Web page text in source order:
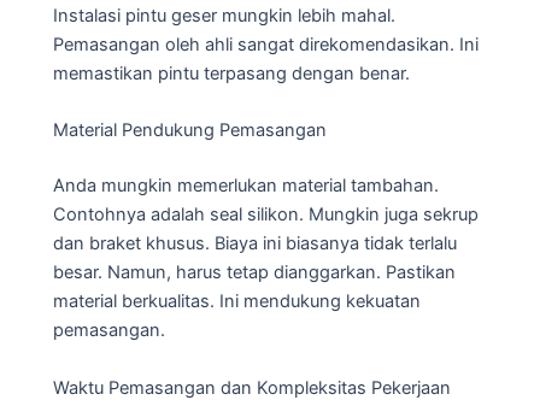
Instalasi pintu geser mungkin lebih mahal.
Pemasangan oleh ahli sangat direkomendasikan. Ini
memastikan pintu terpasang dengan benar.
Material Pendukung Pemasangan
Anda mungkin memerlukan material tambahan.
Contohnya adalah seal silikon. Mungkin juga sekrup
dan braket khusus. Biaya ini biasanya tidak terlalu
besar. Namun, harus tetap dianggarkan. Pastikan
material berkualitas. Ini mendukung kekuatan
pemasangan.
Waktu Pemasangan dan Kompleksitas Pekerjaan